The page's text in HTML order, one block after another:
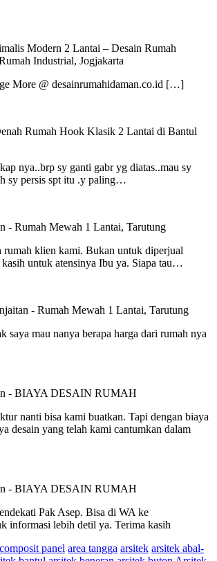
Modern 2 Lantai – Desain Rumah
Industrial, Jogjakarta
More @ desainrumahidaman.co.id […]
Rumah Hook Klasik 2 Lantai di Bantul
nya..brp sy ganti gabr yg diatas..mau sy
sy persis spt itu .y paling…
- Rumah Mewah 1 Lantai, Tarutung
rumah klien kami. Bukan untuk diperjual
untuk atensinya Ibu ya. Siapa tau…
- Rumah Mewah 1 Lantai, Tarutung
saya mau nanya berapa harga dari rumah nya
- BIAYA DESAIN RUMAH
nanti bisa kami buatkan. Tapi dengan biaya
desain yang telah kami cantumkan dalam
- BIAYA DESAIN RUMAH
Pak Asep. Bisa di WA ke
informasi lebih detil ya. Terima kasih
panel area tangga arsitek arsitek abal-